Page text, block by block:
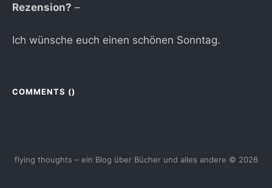
Rezension? –
Ich wünsche euch einen schönen Sonntag.
COMMENTS ()
flying thoughts – ein Blog über Bücher und alles andere © 2026